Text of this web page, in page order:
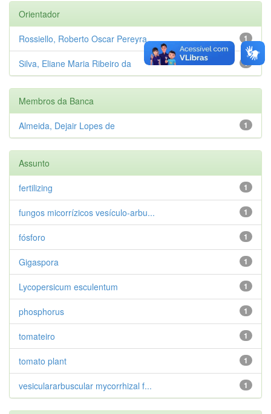
Orientador
1
Rossiello, Roberto Oscar Pereyra
1
Silva, Eliane Maria Ribeiro da
Membros da Banca
1
Almeida, Dejair Lopes de
Assunto
1
fertilizing
1
fungos micorrízicos vesículo-arbu...
1
fósforo
1
Gigaspora
1
Lycopersicum esculentum
1
phosphorus
1
tomateiro
1
tomato plant
1
vesiculararbuscular mycorrhizal f...